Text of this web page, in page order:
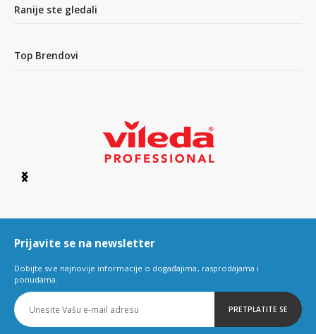
16
Ranije ste gledali
Top Brendovi
Item
6
Prijavite se na newsletter
Dobijte sve najnovije informacije o događajima, rasprodajama i
ponudama.
PRETPLATITE SE